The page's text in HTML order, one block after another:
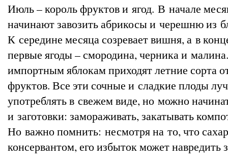
Июль – король фруктов и ягод. В начале
начинают завозить абрикосы и черешню из
К середине месяца созревает вишня, а в
первые ягоды – смородина, черника и
импортным яблокам приходят летние сорта
фруктов. Все эти сочные и сладкие плоды
употреблять в свежем виде, но можно
и заготовки: замораживать, закатывать
Но важно помнить: несмотря на то, что
консервантом, его избыток может навредить